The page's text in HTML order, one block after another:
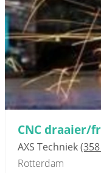
CNC draaier/
AXS Techniek
Rotterdam